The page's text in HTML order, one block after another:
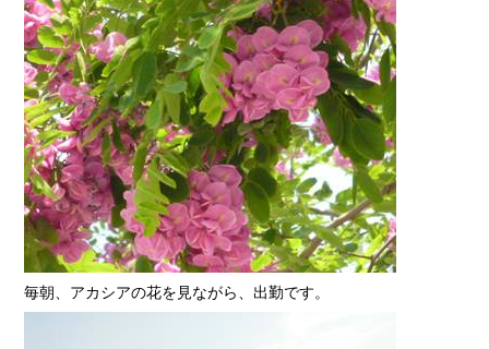
毎朝、アカシアの花を見ながら、出勤です。